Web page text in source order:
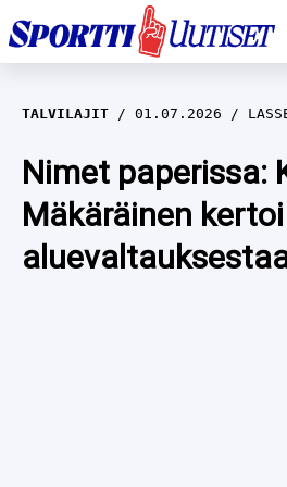
EM-YLEISURHEILU
JÄÄKIEKKO
YLEISURHEILU
WILMA HELTELÄ
TALVILAJIT
TALVILAJIT 01.07.2026
Nimet paperissa:
Mäkäräinen